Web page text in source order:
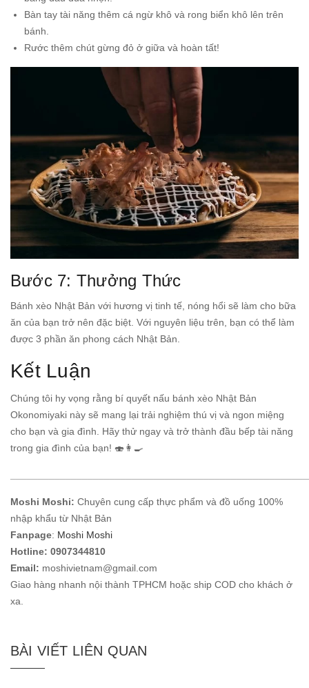
Bàn tay tài năng thêm cá ngừ khô và rong biển khô lên trên
bánh.
Rước thêm chút gừng đỏ ở giữa và hoàn tất!
Bước 7: Thưởng Thức
Bánh xèo Nhật Bản với hương vị tinh tế, nóng hổi sẽ làm cho bữa
ăn của bạn trở nên đặc biệt. Với nguyên liệu trên, bạn có thể làm
được 3 phần ăn phong cách Nhật Bản.
Kết Luận
Chúng tôi hy vọng rằng bí quyết nấu bánh xèo Nhật Bản
Okonomiyaki này sẽ mang lại trải nghiệm thú vị và ngon miệng
cho bạn và gia đình. Hãy thử ngay và trở thành đầu bếp tài năng
trong gia đình của bạn! 🍣👩‍🍳
Moshi Moshi: Chuyên cung cấp thực phẩm và đồ uống 100%
nhập khẩu từ Nhật Bản
Fanpage: Moshi Moshi
Hotline: 0907344810
Email: moshivietnam@gmail.com
Giao hàng nhanh nội thành TPHCM hoặc ship COD cho khách ở
xa.
BÀI VIẾT LIÊN QUAN